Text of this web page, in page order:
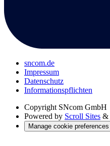
sncom.de
Impressum
Datenschutz
Informations­pflichten
Copyright SNcom GmbH
Powered by Scroll Sites &
Manage cookie preferences